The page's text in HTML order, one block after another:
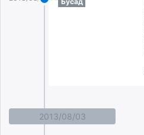
unuudur.mn
times.mn2013/08/03